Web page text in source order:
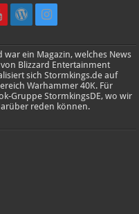
ein Magazin, welches News
Blizzard Entertainment
sich Stormkings.de auf
Warhammer 40K. Für
Gruppe StormkingsDE, wo wir
reden können.